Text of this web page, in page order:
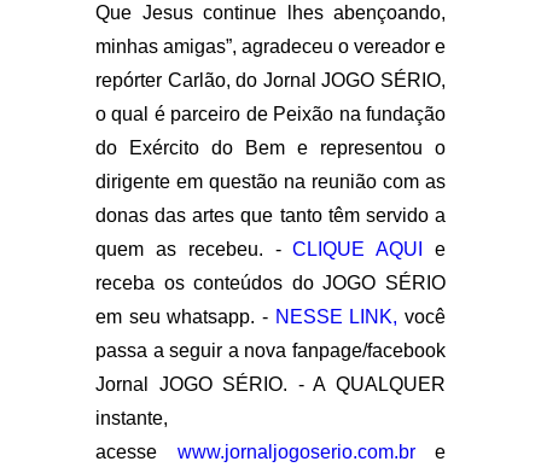
Que Jesus continue lhes abençoando,
minhas amigas”, agradeceu o vereador e
repórter Carlão, do Jornal JOGO SÉRIO,
o qual é parceiro de Peixão na fundação
do Exército do Bem e representou o
dirigente em questão na reunião com as
donas das artes que tanto têm servido a
quem as recebeu. -CLIQUE AQUI
e
receba os conteúdos do JOGO SÉRIO
em seu whatsapp. - NESSE LINK, você
passa a seguir a nova fanpage/facebook
Jornal JOGO SÉRIO. - A QUALQUER
instante,
acesse www.jornaljogoserio.com.bre